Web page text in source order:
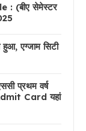
(बीए सेमेस्टर
एग्जाम सिटी
प्रथम वर्ष
Card यहां